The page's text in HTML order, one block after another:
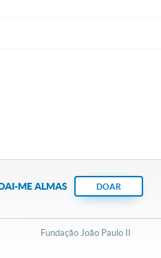
ME ALMAS DOAR
Fundação João Paulo II